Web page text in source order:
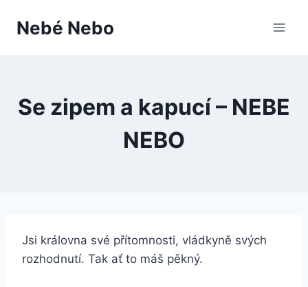
Nebé Nebo
Se zipem a kapucí – NEBE
NEBO
Jsi královna své přítomnosti, vládkyně svých
rozhodnutí. Tak ať to máš pěkný.